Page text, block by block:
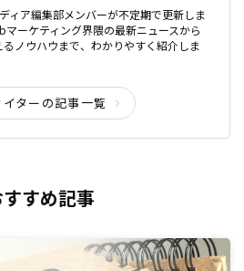
ィア編集部メンバーが不定期で更新しま
マーケティング界隈の最新ニュースから
るノウハウまで、わかりやすく紹介しま
イターの記事一覧
すめ記事